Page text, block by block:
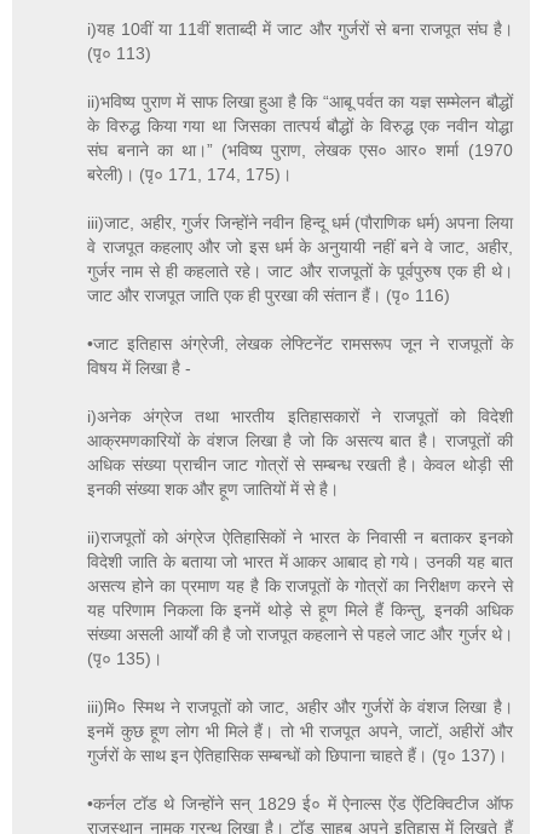
i)यह 10वीं या 11वीं शताब्दी में जाट और गुर्जरों से बना राजपूत संघ है।
(पृ० 113)
ii)भविष्य पुराण में साफ लिखा हुआ है कि “आबू पर्वत का यज्ञ सम्मेलन बौद्धों
के विरुद्ध किया गया था जिसका तात्पर्य बौद्धों के विरुद्ध एक नवीन योद्धा
संघ बनाने का था।” (भविष्य पुराण, लेखक एस० आर० शर्मा (1970
बरेली)। (पृ० 171, 174, 175)।
iii)जाट, अहीर, गुर्जर जिन्होंने नवीन हिन्दू धर्म (पौराणिक धर्म) अपना लिया
वे राजपूत कहलाए और जो इस धर्म के अनुयायी नहीं बने वे जाट, अहीर,
गुर्जर नाम से ही कहलाते रहे। जाट और राजपूतों के पूर्वपुरुष एक ही थे।
जाट और राजपूत जाति एक ही पुरखा की संतान हैं। (पृ० 116)
•जाट इतिहास अंग्रेजी, लेखक लेफ्टिनेंट रामसरूप जून ने राजपूतों के
विषय में लिखा है -
i)अनेक अंग्रेज तथा भारतीय इतिहासकारों ने राजपूतों को विदेशी
आक्रमणकारियों के वंशज लिखा है जो कि असत्य बात है। राजपूतों की
अधिक संख्या प्राचीन जाट गोत्रों से सम्बन्ध रखती है। केवल थोड़ी सी
इनकी संख्या शक और हूण जातियों में से है।
ii)राजपूतों को अंग्रेज ऐतिहासिकों ने भारत के निवासी न बताकर इनको
विदेशी जाति के बताया जो भारत में आकर आबाद हो गये। उनकी यह बात
असत्य होने का प्रमाण यह है कि राजपूतों के गोत्रों का निरीक्षण करने से
यह परिणाम निकला कि इनमें थोड़े से हूण मिले हैं किन्तु, इनकी अधिक
संख्या असली आर्यों की है जो राजपूत कहलाने से पहले जाट और गुर्जर थे।
(पृ० 135)।
iii)मि० स्मिथ ने राजपूतों को जाट, अहीर और गुर्जरों के वंशज लिखा है।
इनमें कुछ हूण लोग भी मिले हैं। तो भी राजपूत अपने, जाटों, अहीरों और
गुर्जरों के साथ इन ऐतिहासिक सम्बन्धों को छिपाना चाहते हैं। (पृ० 137)।
•कर्नल टॉड थे जिन्होंने सन् 1829 ई० में ऐनाल्स ऐंड ऐंटिक्विटीज ऑफ
राजस्थान नामक ग्रन्थ लिखा है। टॉड साहब अपने इतिहास में लिखते हैं